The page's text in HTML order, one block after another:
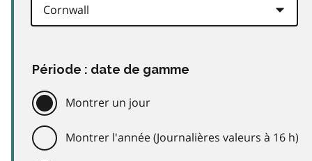
Période : date de gamme
Montrer un jour
Montrer l'année (Journalières valeurs à 16 h)